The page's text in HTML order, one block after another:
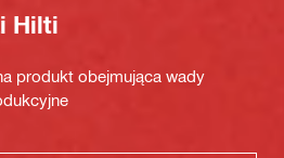
Hilti
produkt obejmująca wady